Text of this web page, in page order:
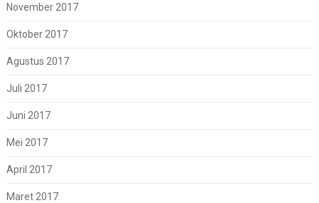
November 2017
Oktober 2017
Agustus 2017
Juli 2017
Juni 2017
Mei 2017
April 2017
Maret 2017